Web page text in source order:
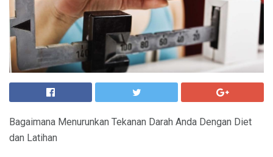
Bagaimana Menurunkan Tekanan Darah Anda Dengan Diet
dan Latihan